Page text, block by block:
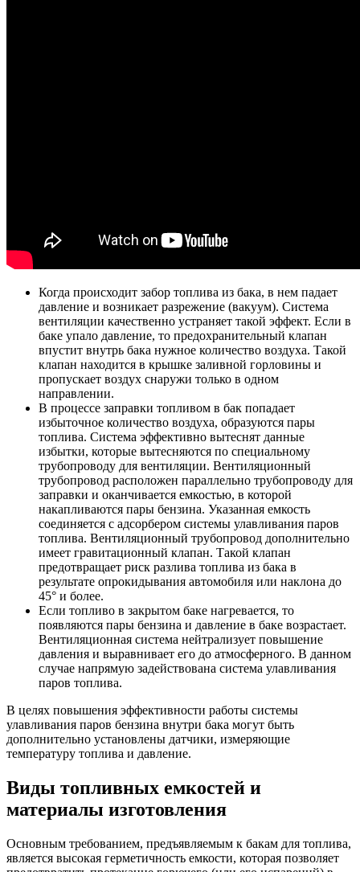
Когда происходит забор топлива из бака, в нем падает
давление и возникает разрежение (вакуум). Система
вентиляции качественно устраняет такой эффект. Если в
баке упало давление, то предохранительный клапан
впустит внутрь бака нужное количество воздуха. Такой
клапан находится в крышке заливной горловины и
пропускает воздух снаружи только в одном
направлении.
В процессе заправки топливом в бак попадает
избыточное количество воздуха, образуются пары
топлива. Система эффективно вытеснят данные
избытки, которые вытесняются по специальному
трубопроводу для вентиляции. Вентиляционный
трубопровод расположен параллельно трубопроводу для
заправки и оканчивается емкостью, в которой
накапливаются пары бензина. Указанная емкость
соединяется с адсорбером системы улавливания паров
топлива. Вентиляционный трубопровод дополнительно
имеет гравитационный клапан. Такой клапан
предотвращает риск разлива топлива из бака в
результате опрокидывания автомобиля или наклона до
45° и более.
Если топливо в закрытом баке нагревается, то
появляются пары бензина и давление в баке возрастает.
Вентиляционная система нейтрализует повышение
давления и выравнивает его до атмосферного. В данном
случае напрямую задействована система улавливания
паров топлива.
В целях повышения эффективности работы системы
улавливания паров бензина внутри бака могут быть
дополнительно установлены датчики, измеряющие
температуру топлива и давление.
Виды топливных емкостей и
материалы изготовления
Основным требованием, предъявляемым к бакам для топлива,
является высокая герметичность емкости, которая позволяет